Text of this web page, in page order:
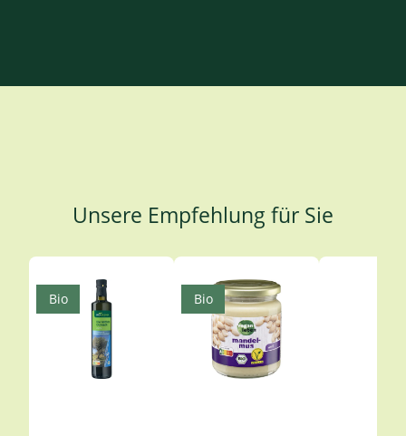
Unsere Empfehlung für Sie
Produktgalerie überspringen
Bio Bio